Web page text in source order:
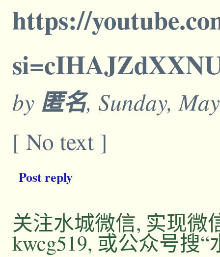
https://
by 匿名, Sunday,
[ No text ]
Post reply
关注水城微信, 实现微
kwcg519, 或公众号搜“